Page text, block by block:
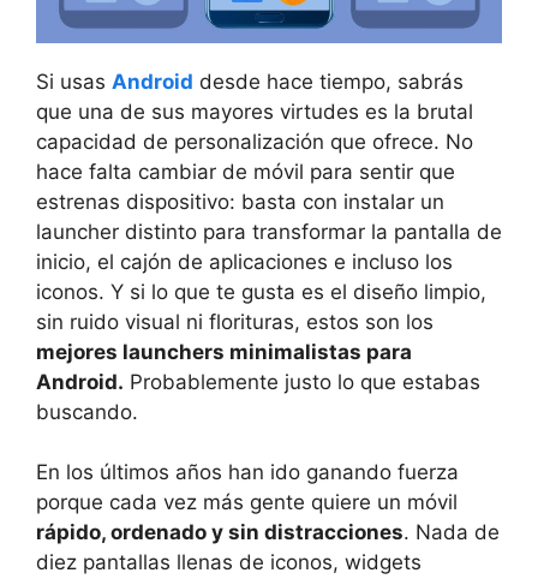
Si usas Android desde hace tiempo, sabrás
que una de sus mayores virtudes es la brutal
capacidad de personalización que ofrece. No
hace falta cambiar de móvil para sentir que
estrenas dispositivo: basta con instalar un
launcher distinto para transformar la pantalla de
inicio, el cajón de aplicaciones e incluso los
iconos. Y si lo que te gusta es el diseño limpio,
sin ruido visual ni florituras, estos son los
mejores launchers minimalistas para
Android. Probablemente justo lo que estabas
buscando.
En los últimos años han ido ganando fuerza
porque cada vez más gente quiere un móvil
rápido, ordenado y sin distracciones. Nada de
diez pantallas llenas de iconos, widgets